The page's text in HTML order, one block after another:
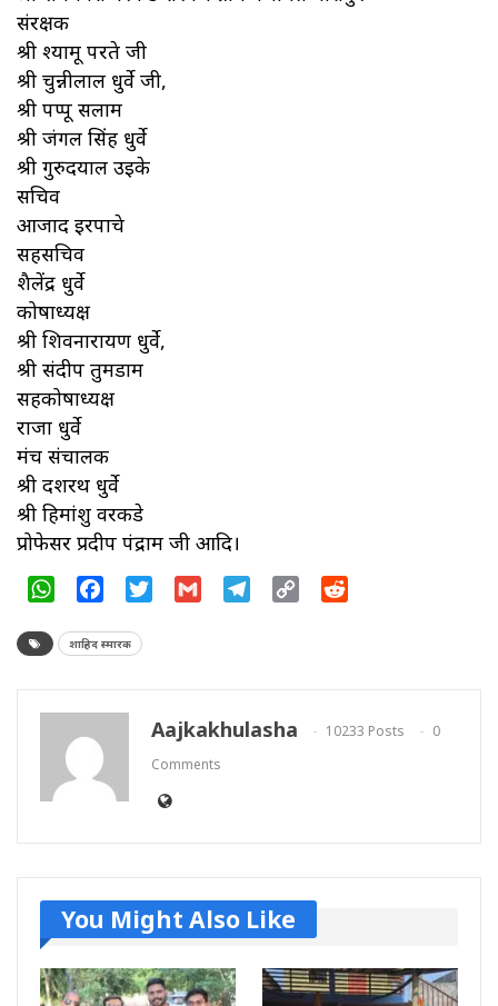
संरक्षक
श्री श्यामू परते जी
श्री चुन्नीलाल धुर्वे जी,
श्री पप्पू सलाम
श्री जंगल सिंह धुर्वे
श्री गुरुदयाल उइके
सचिव
आजाद इरपाचे
सहसचिव
शैलेंद्र धुर्वे
कोषाध्यक्ष
श्री शिवनारायण धुर्वे,
श्री संदीप तुमडाम
सहकोषाध्यक्ष
राजा धुर्वे
मंच संचालक
श्री दशरथ धुर्वे
श्री हिमांशु वरकडे
प्रोफेसर प्रदीप पंद्राम जी आदि।
WhatsAppFacebookTwitter Gmail Telegram
Copy
शाहिद स्मारक
Aajkakhulasha 10233 Posts
0
Comments
You Might Also Like